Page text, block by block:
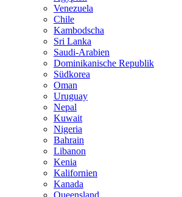
Venezuela
Chile
Kambodscha
Sri Lanka
Saudi-Arabien
Dominikanische Republik
Südkorea
Oman
Uruguay
Nepal
Kuwait
Nigeria
Bahrain
Libanon
Kenia
Kalifornien
Kanada
Queensland